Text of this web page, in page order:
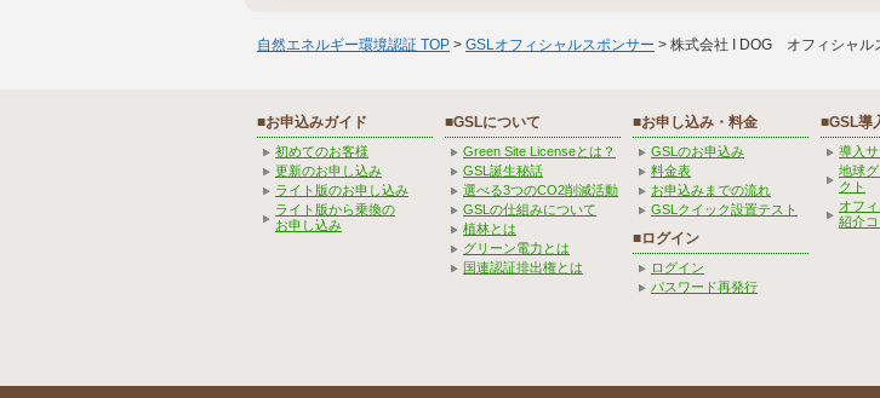
自然エネルギー環境認証 TOP > GSLオフィシャルスポンサー > 株式会社 I DOG オフィシャル
■お申込みガイド
初めてのお客様
更新のお申し込み
ライト版のお申し込み
ライト版から乗換の
お申し込み
■GSLについて
Green Site Licenseとは？
GSL誕生秘話
選べる3つのCO2削減活動
GSLの仕組みについて
植林とは
グリーン電力とは
国連認証排出権とは
■お申し込み・料金
GSLのお申込み
料金表
お申込みまでの流れ
GSLクイック設置テスト
■ログイン
ログイン
パスワード再発行
■GSL導
導入
地球
クト
オフ
紹介